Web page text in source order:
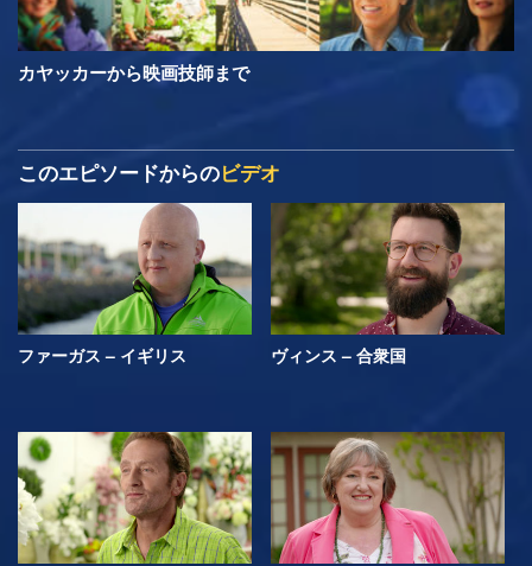
カヤッカーから映画技師まで
このエピソードからのビデオ
ファーガス – イギリス ヴィンス – 合衆国